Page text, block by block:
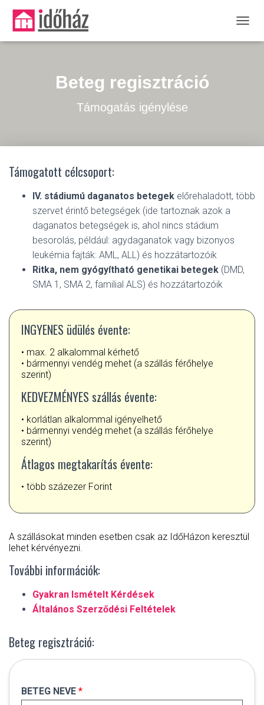
Beteg regisztráció
Támogatás igénylése
Támogatott célcsoport:
IV. stádiumú daganatos betegek előrehaladott, több
szervet érintő betegségek (ide tartoznak azok a
daganatos betegségek is, ahol nincs stádium
besorolás, például: agydaganatok vagy bizonyos
leukémia fajták: AML, ALL) és hozzátartozóik
Ritka, nem gyógyítható genetikai betegek (DMD,
SMA 1, SMA 2, familial ALS) és hozzátartozóik
INGYENES üdülés évente:
• max. 2 alkalommal kérhető
• bármennyi vendég mehet (a szállás férőhelye
szerint)
KEDVEZMÉNYES szállás évente:
• korlátlan alkalommal igényelhető
• bármennyi vendég mehet (a szállás férőhelye
szerint)
Átlagos megtakarítás évente:
• több százezer Forint
A szállásokat minden esetben csak az IdőHázon keresztül
lehet kérvényezni.
További információk:
Gyakran Ismételt Kérdések
Általános Szerződési Feltételek
Beteg regisztráció:
BETEG NEVE *